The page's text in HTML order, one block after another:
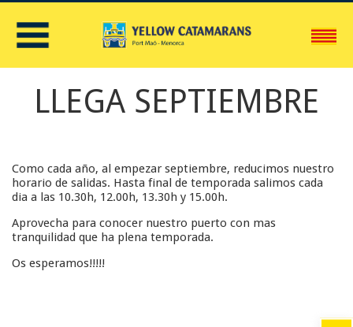
LLEGA SEPTIEMBRE
Como cada año, al empezar septiembre, reducimos nuestro
horario de salidas. Hasta final de temporada salimos cada
dia a las 10.30h, 12.00h, 13.30h y 15.00h.
Aprovecha para conocer nuestro puerto con mas
tranquilidad que ha plena temporada.
Os esperamos!!!!!